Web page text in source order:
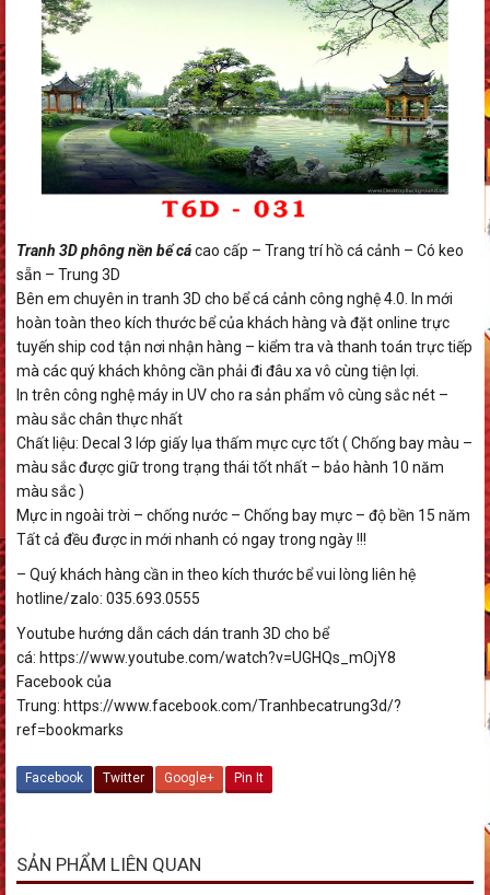
Tranh 3D phông nền bể cácao cấp – Trang trí hồ cá cảnh – Có keo
sẵn – Trung 3D
Bên em chuyên in tranh 3D cho bể cá cảnh công nghệ 4.0. In mới
hoàn toàn theo kích thước bể của khách hàng và đặt online trực
tuyến ship cod tận nơi nhận hàng – kiểm tra và thanh toán trực tiếp
mà các quý khách không cần phải đi đâu xa vô cùng tiện lợi.
In trên công nghệ máy in UV cho ra sản phẩm vô cùng sắc nét –
màu sắc chân thực nhất
Chất liệu: Decal 3 lớp giấy lụa thấm mực cực tốt ( Chống bay màu –
màu sắc được giữ trong trạng thái tốt nhất – bảo hành 10 năm
màu sắc )
Mực in ngoài trời – chống nước – Chống bay mực – độ bền 15 năm
Tất cả đều được in mới nhanh có ngay trong ngày !!!
– Quý khách hàng cần in theo kích thước bể vui lòng liên hệ
hotline/zalo: 035.693.0555
Youtube hướng dẫn cách dán tranh 3D cho bể
cá: https://www.youtube.com/watch?v=UGHQs_mOjY8
Facebook của
Trung: https://www.facebook.com/Tranhbecatrung3d/?
ref=bookmarks
Facebook Twitter Google+ Pin It
SẢN PHẨM LIÊN QUAN